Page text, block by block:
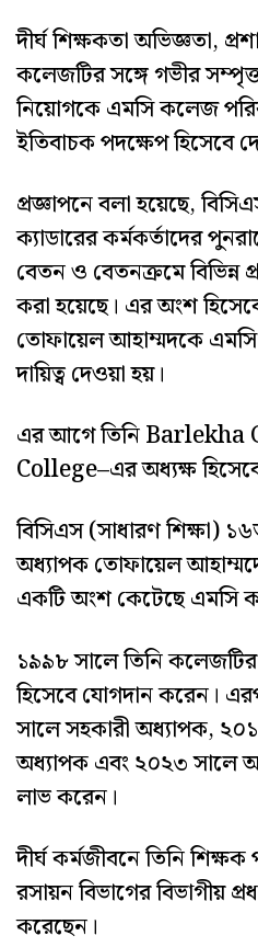
দীর্ঘ শিক্ষকতা অভিজ্ঞতা,
কলেজটির সঙ্গে গভীর
নিয়োগকে এমসি কলেজ
ইতিবাচক পদক্ষেপ হিসেবে
প্রজ্ঞাপনে বলা হয়েছে,
ক্যাডারের কর্মকর্তাদের
বেতন ও বেতনক্রমে বিভিন্ন
করা হয়েছে। এর অংশ
তোফায়েল আহাম্মদকে
দায়িত্ব দেওয়া হয়।
এর আগে তিনি
College–এর অধ্যক্ষ
বিসিএস (সাধারণ শিক্ষা)
অধ্যাপক তোফায়েল
একটি অংশ কেটেছে এমসি
১৯৯৮ সালে তিনি
হিসেবে যোগদান করেন।
সালে সহকারী অধ্যাপক,
অধ্যাপক এবং ২০২৩ সালে
লাভ করেন।
দীর্ঘ কর্মজীবনে তিনি
রসায়ন বিভাগের বিভাগীয়
করেছেন।